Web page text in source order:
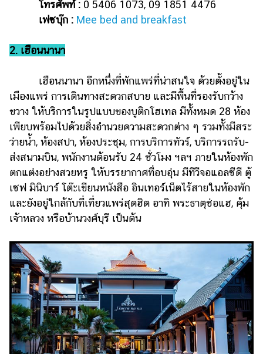
ติดต่อ
แจ้ง
ปัญหา
ร่วม
งาน
กับ
โทรศัพท์ : 0 5406 1073, 09 1851 4476
เฟซบุ๊ก : Mee bed and breakfast
2. เฮือนนานา
เฮือนนานา อีกหนึ่งที่พักแพร่ที่น่าสนใจ ด้วยตั้งอยู่ใน
เมืองแพร่ การเดินทางสะดวกสบาย และมีพื้นที่รองรับกว้าง
ขวาง ให้บริการในรูปแบบของบูติกโฮเทล มีทั้งหมด 28 ห้อง
เพียบพร้อมไปด้วยสิ่งอำนวยความสะดวกต่าง ๆ รวมทั้งมีสระ
ว่ายน้ำ, ห้องสปา, ห้องประชุม, การบริการทัวร์, บริการรถรับ-
ส่งสนามบิน, พนักงานต้อนรับ 24 ชั่วโมง ฯลฯ ภายในห้องพัก
ตกแต่งอย่างสวยหรู ให้บรรยากาศที่อบอุ่น มีทีวีจอแอลซีดี ตู้
เซฟ มินิบาร์ โต๊ะเขียนหนังสือ อินเทอร์เน็ตไร้สายในห้องพัก
และยังอยู่ใกล้กับที่เที่ยวแพร่สุดฮิต อาทิ พระธาตุช่อแฮ, คุ้ม
เจ้าหลวง หรือบ้านวงศ์บุรี เป็นต้น